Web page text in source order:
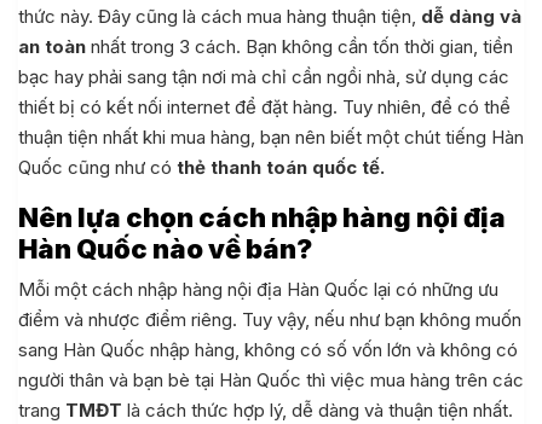
thức này. Đây cũng là cách mua hàng thuận tiện, dễ dàng và
an toàn nhất trong 3 cách. Bạn không cần tốn thời gian, tiền
bạc hay phải sang tận nơi mà chỉ cần ngồi nhà, sử dụng các
thiết bị có kết nối internet để đặt hàng. Tuy nhiên, để có thể
thuận tiện nhất khi mua hàng, bạn nên biết một chút tiếng Hàn
Quốc cũng như có thẻ thanh toán quốc tế.
Nên lựa chọn cách nhập hàng nội địa
Hàn Quốc nào về bán?
Mỗi một cách nhập hàng nội địa Hàn Quốc lại có những ưu
điểm và nhược điểm riêng. Tuy vậy, nếu như bạn không muốn
sang Hàn Quốc nhập hàng, không có số vốn lớn và không có
người thân và bạn bè tại Hàn Quốc thì việc mua hàng trên các
trang TMĐT là cách thức hợp lý, dễ dàng và thuận tiện nhất.